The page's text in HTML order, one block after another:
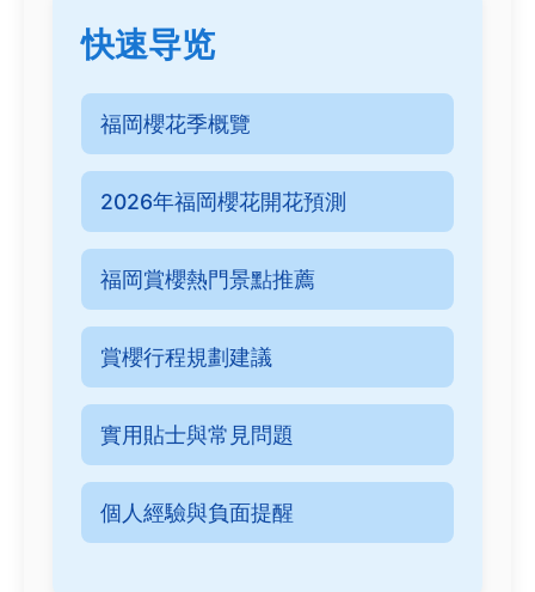
快速导览
福岡櫻花季概覽
2026年福岡櫻花開花預測
福岡賞櫻熱門景點推薦
賞櫻行程規劃建議
實用貼士與常見問題
個人經驗與負面提醒